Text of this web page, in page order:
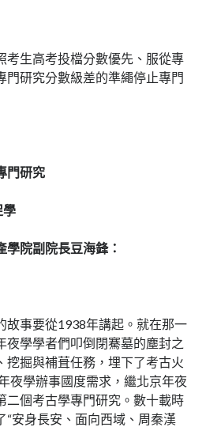
考生高考投檔分數優先、服從專
門研究分數級差的準繩停止專門
門研究
學
學院副院長豆海鋒：
故事要從1938年講起。就在那一
夜學學者們叩倒閉騫墓的塵封之
挖掘與補葺任務，埋下了考古火
夜學辦事國度需求，繼北京年夜
二個考古學專門研究。數十載時
“安身長安、面向西域、周秦漢